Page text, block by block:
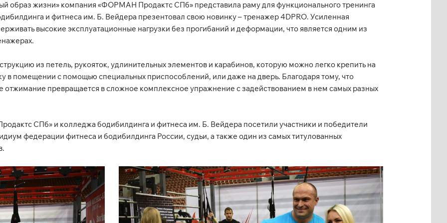
образ жизни» компания «ФОРМАН Продактс СПб» представила раму для функционального тренинга
и фитнеса им. Б. Вейдера презентовал свою новинку – тренажер 4DPRO. Усиленная
высокие эксплуатационные нагрузки без прогибаний и деформации, что является одним из
из петель, рукояток, удлинительных элементов и карабинов, которую можно легко крепить на
в помещении с помощью специальных приспособлений, или даже на дверь. Благодаря тому, что
отжимание превращается в сложное комплексное упражнение с задействованием в нем самых разных
СПб» и колледжа бодибилдинга и фитнеса им. Б. Вейдера посетили участники и победители
федерации фитнеса и бодибилдинга России, судьи, а также один из самых титулованных